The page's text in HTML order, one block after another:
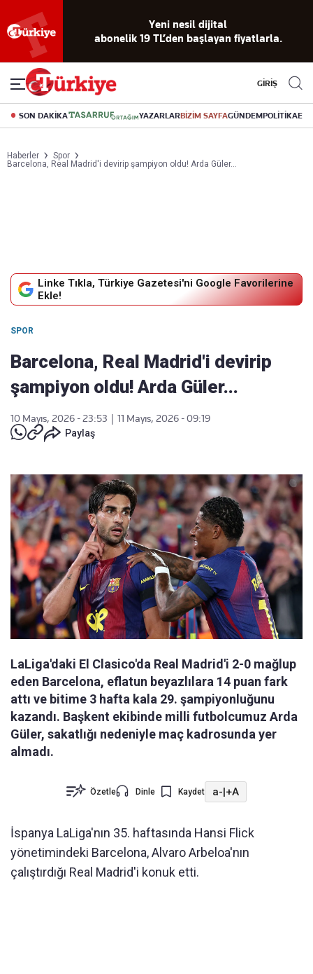
Yeni nesil dijital
abonelik 19 TL’den başlayan fiyatlarla.
GİRİŞ
SON DAKİKA YAZARLARBİZİM SAYFAGÜNDEMPOLİTİKA
Haberler
Spor
Barcelona, Real Madrid'i devirip şampiyon oldu! Arda Güler...
Linke Tıkla, Türkiye Gazetesi'ni Google Favorilerine
Ekle!
SPOR
Barcelona, Real Madrid'i devirip
şampiyon oldu! Arda Güler...
10 Mayıs, 2026 - 23:53
11 Mayıs, 2026 - 09:19
Paylaş
LaLiga'daki El Clasico'da Real Madrid'i 2-0 mağlup
eden Barcelona, eflatun beyazlılara 14 puan fark
attı ve bitime 3 hafta kala 29. şampiyonluğunu
kazandı. Başkent ekibinde milli futbolcumuz Arda
Güler, sakatlığı nedeniyle maç kadrosunda yer
almadı.
Özetle Dinle Kaydet a-|+A
İspanya LaLiga'nın 35. haftasında Hansi Flick
yönetimindeki Barcelona, Alvaro Arbeloa'nın
çalıştırdığı Real Madrid'i konuk etti.